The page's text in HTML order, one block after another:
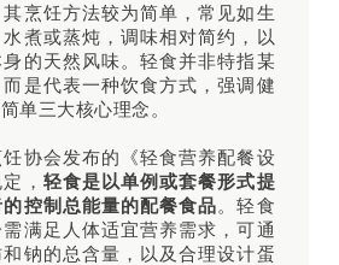
烹饪方法较为简单，常见如生
煮或蒸炖，调味相对简约，以
的天然风味。轻食并非特指某
是代表一种饮食方式，强调健
单三大核心理念。
协会发布的《轻食营养配餐设
， 轻食是以单例或套餐形式提
控制总能量的配餐食品。轻食
满足人体适宜营养需求，可通
钠的总含量，以及合理设计蛋